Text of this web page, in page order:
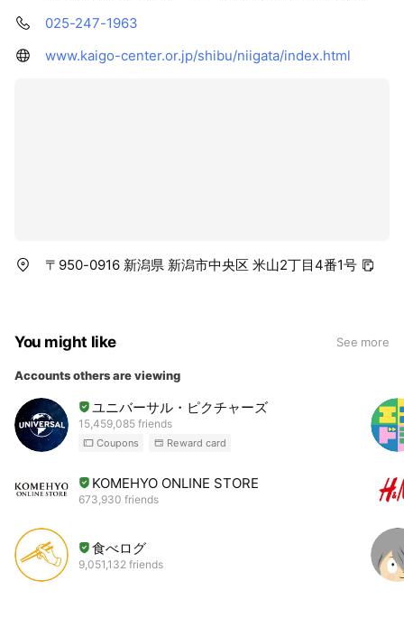
025-247-1963
www.kaigo-center.or.jp/shibu/niigata/index.html
〒950-0916 新潟県 新潟市中央区 米山2丁目4番1号
You might like See more
Accounts others are viewing
ユニバーサル・ピクチャーズ
15,459,085 friends
Coupons Reward card
KOMEHYO ONLINE STORE
673,930 friends
食べログ
9,051,132 friends